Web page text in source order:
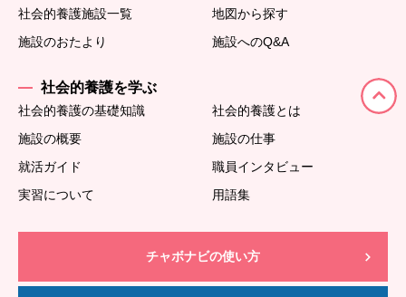
社会的養護施設一覧
地図から探す
施設のおたより
施設へのQ&A
社会的養護を学ぶ
社会的養護の基礎知識
社会的養護とは
施設の概要
施設の仕事
就活ガイド
職員インタビュー
実習について
用語集
チャボナビの使い方